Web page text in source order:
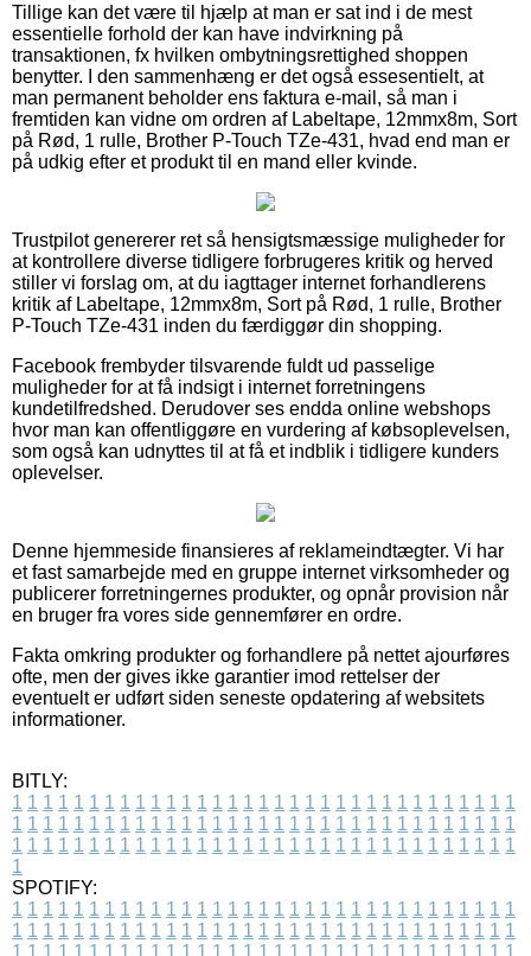
Tillige kan det være til hjælp at man er sat ind i de mest
essentielle forhold der kan have indvirkning på
transaktionen, fx hvilken ombytningsrettighed shoppen
benytter. I den sammenhæng er det også essesentielt, at
man permanent beholder ens faktura e-mail, så man i
fremtiden kan vidne om ordren af Labeltape, 12mmx8m, Sort
på Rød, 1 rulle, Brother P-Touch TZe-431, hvad end man er
på udkig efter et produkt til en mand eller kvinde.
Trustpilot genererer ret så hensigtsmæssige muligheder for
at kontrollere diverse tidligere forbrugeres kritik og herved
stiller vi forslag om, at du iagttager internet forhandlerens
kritik af Labeltape, 12mmx8m, Sort på Rød, 1 rulle, Brother
P-Touch TZe-431 inden du færdiggør din shopping.
Facebook frembyder tilsvarende fuldt ud passelige
muligheder for at få indsigt i internet forretningens
kundetilfredshed. Derudover ses endda online webshops
hvor man kan offentliggøre en vurdering af købsoplevelsen,
som også kan udnyttes til at få et indblik i tidligere kunders
oplevelser.
Denne hjemmeside finansieres af reklameindtægter. Vi har
et fast samarbejde med en gruppe internet virksomheder og
publicerer forretningernes produkter, og opnår provision når
en bruger fra vores side gennemfører en ordre.
Fakta omkring produkter og forhandlere på nettet ajourføres
ofte, men der gives ikke garantier imod rettelser der
eventuelt er udført siden seneste opdatering af websitets
informationer.
BITLY:
1 1 1 1 1 1 1 1 1 1 1 1 1 1 1 1 1 1 1 1 1 1 1 1 1 1 1 1 1 1 1 1 1
1 1 1 1 1 1 1 1 1 1 1 1 1 1 1 1 1 1 1 1 1 1 1 1 1 1 1 1 1 1 1 1 1
1 1 1 1 1 1 1 1 1 1 1 1 1 1 1 1 1 1 1 1 1 1 1 1 1 1 1 1 1 1 1 1 1
1
SPOTIFY:
1 1 1 1 1 1 1 1 1 1 1 1 1 1 1 1 1 1 1 1 1 1 1 1 1 1 1 1 1 1 1 1 1
1 1 1 1 1 1 1 1 1 1 1 1 1 1 1 1 1 1 1 1 1 1 1 1 1 1 1 1 1 1 1 1 1
1 1 1 1 1 1 1 1 1 1 1 1 1 1 1 1 1 1 1 1 1 1 1 1 1 1 1 1 1 1 1 1 1